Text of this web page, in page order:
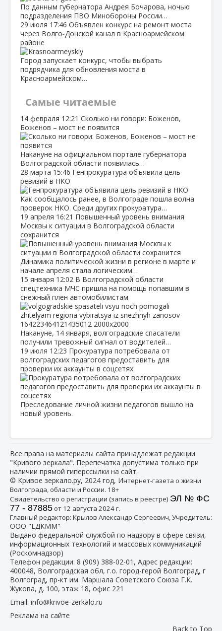
По данным губернатора Андрея Бочарова, ночью
подразделения ПВО Минобороны России…
29 июля 17:46 Объявлен конкурс на ремонт моста
через Волго‑Донской канал в Красноармейском
районе
Город запускает конкурс, чтобы выбрать
подрядчика для обновления моста в
Красноармейском…
Самые читаемые
14 февраля 12:21 Сколько ни говори: Боженов,
Боженов – мост не появится
Накануне на официальном портале губернатора
Волгоградской области появилась…
28 марта 15:46 Генпрокуратура объявила цель
ревизий в НКО
Как сообщалось ранее, в Волгограде пошла волна
проверок НКО. Среди других прокуратура…
19 апреля 16:21 Повышенный уровень внимания
Москвы к ситуации в Волгоградской области
сохранится
Динамика политической жизни в регионе в марте и
начале апреля стала логическим…
15 января 12:02 В Волгоградской области
спецтехника МЧС пришла на помощь попавшим в
снежный плен автомобилистам
Накануне, 14 января, волгоградские спасатели
получили тревожный сигнал от водителей…
19 июля 12:23 Прокуратура потребовала от
волгоградских педагогов предоставить для
проверки их аккаунты в соцсетях
Преследование личной жизни педагогов вышло на
новый уровень.
Все права на материалы сайта принадлежат редакции
"Кривого зеркала". Перепечатка допустима только при
наличии прямой гиперссылки на сайт.
© Кривое зеркало.ру, 2024 год, Интернет-газета о жизни
Волгограда, области и России. 18+
Свидетельство о регистрации (запись в реестре) ЭЛ № ФС
77 - 87885от 12 августа 2024 г.
Главный редактор: Крылов Александр Сергеевич, Учредитель:
ООО "ЕДКММ"
Выдано федеральной службой по надзору в сфере связи,
информационных технологий и массовых коммуникаций
(Роскомнадзор)
Телефон редакции: 8 (909) 388-02-01 , Адрес редакции:
400048, Волгоградская обл, г.о. город-герой Волгоград, г
Волгоград, пр-кт им. Маршала Советского Союза Г.К.
Жукова, д. 100, этаж 18, офис 221
Email: info@krivoe-zerkalo.ru
Реклама на сайте
Back to Top